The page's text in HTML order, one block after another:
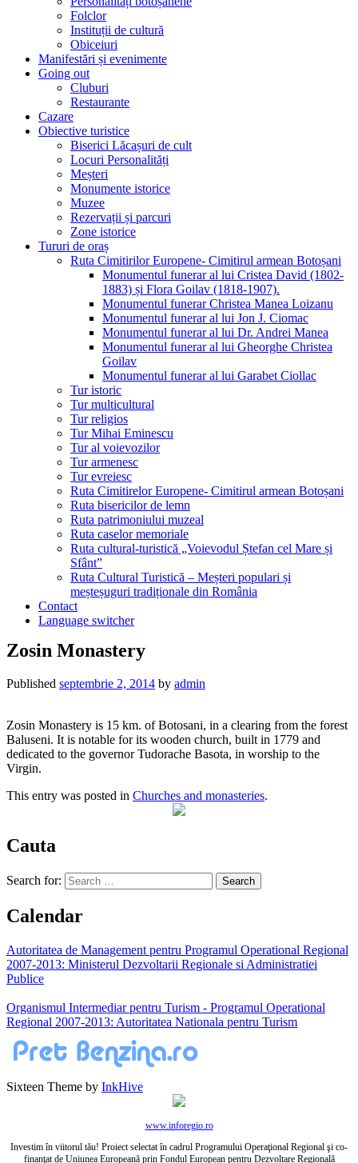
Folclor
Instituții de cultură
Obiceiuri
Manifestări și evenimente
Going out
Cluburi
Restaurante
Cazare
Obiective turistice
Biserici Lăcașuri de cult
Locuri Personalități
Meșteri
Monumente istorice
Muzee
Rezervații și parcuri
Zone istorice
Tururi de oraș
Ruta Cimitirilor Europene- Cimitirul armean Botoșani
Monumentul funerar al lui Cristea David (1802-
1883) și Flora Goilav (1818-1907).
Monumentul funerar Christea Manea Loizanu
Monumentul funerar al lui Jon J. Ciomac
Monumentul funerar al lui Dr. Andrei Manea
Monumentul funerar al lui Gheorghe Christea
Goilav
Monumentul funerar al lui Garabet Ciollac
Tur istoric
Tur multicultural
Tur religios
Tur Mihai Eminescu
Tur al voievozilor
Tur armenesc
Tur evreiesc
Ruta Cimitirelor Europene- Cimitirul armean Botoșani
Ruta bisericilor de lemn
Ruta patrimoniului muzeal
Ruta caselor memoriale
Ruta cultural-turistică „Voievodul Ștefan cel Mare și
Sfânt”
Ruta Cultural Turistică – Meșteri populari și
meșteșuguri tradiționale din România
Contact
Language switcher
Zosin Monastery
Published septembrie 2, 2014 by admin
Zosin Monastery is 15 km. of Botosani, in a clearing from the forest
Baluseni. It is notable for its wooden church, built in 1779 and
dedicated to the governor Tudorache Basota, in worship to the
Virgin.
This entry was posted in Churches and monasteries.
Cauta
Search for:
Calendar
Autoritatea de Management pentru Programul Operational Regional
2007-2013: Ministerul Dezvoltarii Regionale si Administratiei
Publice
Organismul Intermediar pentru Turism - Programul Operational
Regional 2007-2013: Autoritatea Nationala pentru Turism
Sixteen Theme by InkHive
www.inforegio.ro
Investim în viitorul tău! Proiect selectat în cadrul Programului Operaţional Regional şi co-
finanţat de Uniunea Europeană prin Fondul European pentru Dezvoltare Regională